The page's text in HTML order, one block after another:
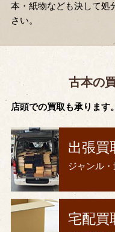
本・紙物なども決して処
さい。
古本の
店頭での買取も承ります。
出張買
ジャンル
宅配買